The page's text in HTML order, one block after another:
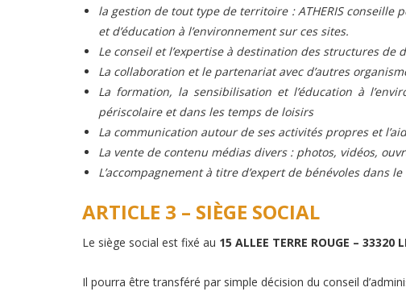
la gestion de tout type de territoire : ATHERIS
et d’éducation à l’environnement sur ces sites.
Le conseil et l’expertise à destination des structures
La collaboration et le partenariat avec d’autres
La formation, la sensibilisation et l’éducation à
périscolaire et dans les temps de loisirs
La communication autour de ses activités propres et
La vente de contenu médias divers : photos, vidéos,
L’accompagnement à titre d’expert de bénévoles dans
ARTICLE 3 – SIÈGE SOCIAL
Le siège social est fixé au 15 ALLEE TERRE ROUGE – 33320
Il pourra être transféré par simple décision du conseil